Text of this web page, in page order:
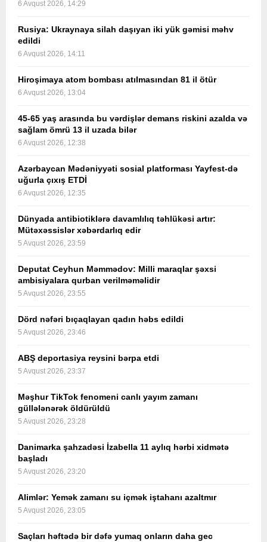
6 Avqust 2026, 14:29
Rusiya: Ukraynaya silah daşıyan iki yük gəmisi məhv
edildi
6 Avqust 2026, 14:11
Hiroşimaya atom bombası atılmasından 81 il ötür
6 Avqust 2026, 13:04
45-65 yaş arasında bu vərdişlər demans riskini azalda və
sağlam ömrü 13 il uzada bilər
6 Avqust 2026, 12:38
Azərbaycan Mədəniyyəti sosial platforması Yayfest-də
uğurla çıxış ETDİ
6 Avqust 2026, 12:35
Dünyada antibiotiklərə davamlılıq təhlükəsi artır:
Mütəxəssislər xəbərdarlıq edir
5 Avqust 2026, 23:59
Deputat Ceyhun Məmmədov: Milli maraqlar şəxsi
ambisiyalara qurban verilməməlidir
5 Avqust 2026, 23:55
Dörd nəfəri bıçaqlayan qadın həbs edildi
5 Avqust 2026, 23:46
ABŞ deportasiya reysini bərpa etdi
5 Avqust 2026, 23:37
Məşhur TikTok fenomeni canlı yayım zamanı
güllələnərək öldürüldü
5 Avqust 2026, 23:28
Danimarka şahzadəsi İzabella 11 aylıq hərbi xidmətə
başladı
5 Avqust 2026, 23:20
Alimlər: Yemək zamanı su içmək iştahanı azaltmır
5 Avqust 2026, 23:05
Saçları həftədə bir dəfə yumaq onların daha gec